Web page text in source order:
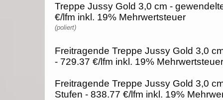
Treppe Jussy Gold 3,0 cm -
€/lfm inkl. 19% Mehrwertsteuer
(poliert)
Freitragende Treppe Jussy Gold 3,0
- 729.37 €/lfm inkl. 19% Mehrwertsteuer
Freitragende Treppe Jussy Gold 3,0
Stufen - 838.77 €/lfm inkl. 19%